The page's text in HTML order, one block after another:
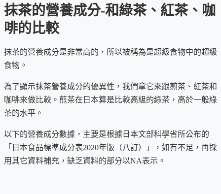
抹茶的營養成分-和綠茶、紅茶、咖
啡的比較
抹茶的營養成分是非常高的，所以被稱為是超級食物中的超級
食物。
為了顯示抹茶營養成分的優異性，我們拿它來跟煎茶、紅茶和
咖啡來做比較。煎茶在日本算是比較高級的綠茶，高於一般綠
茶的水平。
以下的營養成分數據，主要是根據日本文部科學省所公布的
「日本食品標準成分表2020年版（八訂）」，如有不足，再採
用其它資料補充，缺乏資料的部分以NA表示。